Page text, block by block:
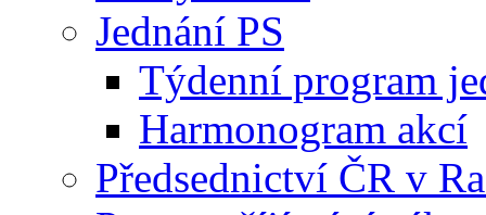
Jednání PS
Týdenní program
Harmonogram akcí
Předsednictví ČR v